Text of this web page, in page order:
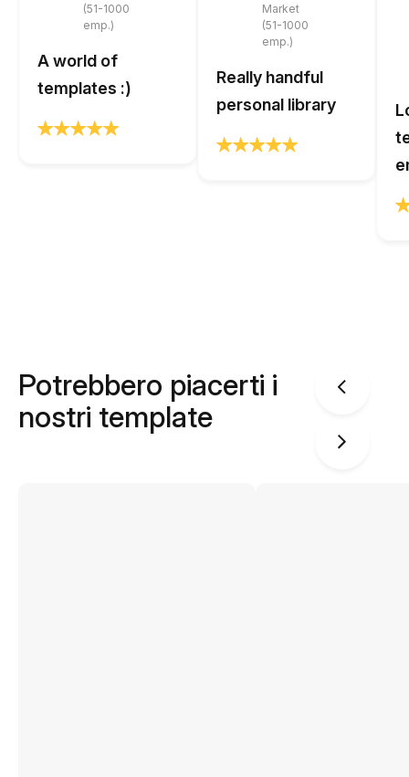
(51-1000
emp.)
A world of
templates :)
Market
(51-1000
emp.)
Really handful
personal library
Potrebbero piacerti i
nostri template